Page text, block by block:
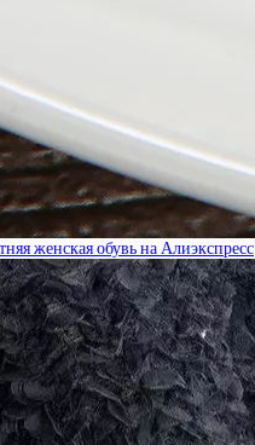
женская обувь на Алиэкспресс